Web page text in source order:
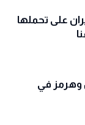
على تحملها
وهرمز في